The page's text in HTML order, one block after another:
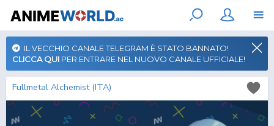
IL VECCHIO CANALE TELEGRAM È STATO BANNATO!
CLICCA QUI PER ENTRARE NEL NUOVO CANALE UFFICIALE!
Fullmetal Alchemist (ITA)